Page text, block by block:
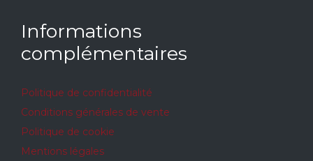
Informations
complémentaires
Politique de confidentialité
Conditions générales de vente
Politique de cookie
Mentions légales